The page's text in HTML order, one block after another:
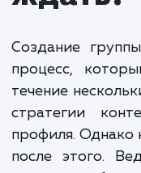
анализируем
наилучшие
Стоимость
сетях
количество и
минимальная